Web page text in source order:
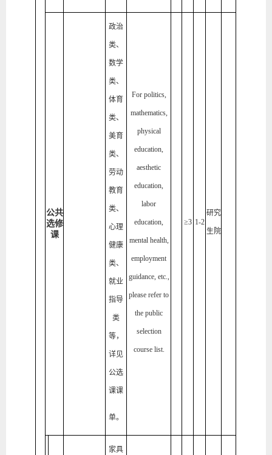
公共
选修
课
政治
类、
数学
类、
体育
类、
美育
类、
劳动
教育
类、
心理
健康
类、
就业
指导
类
等，
详见
公选
课课
单。
For politics,
mathematics,
physical
education,
aesthetic
education,
labor
education,
mental health,
employment
guidance, etc.,
please refer to
the public
selection
course list.
≥3 1-2
研究
生院
家具